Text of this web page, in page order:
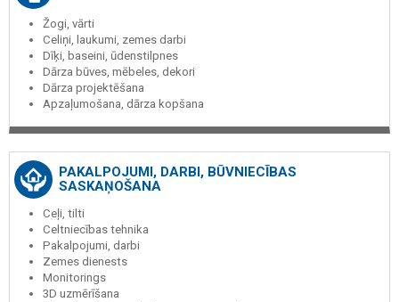
Žogi, vārti
Celiņi, laukumi, zemes darbi
Dīķi, baseini, ūdenstilpnes
Dārza būves, mēbeles, dekori
Dārza projektēšana
Apzaļumošana, dārza kopšana
PAKALPOJUMI, DARBI, BŪVNIECĪBAS
SASKAŅOŠANA
Ceļi, tilti
Celtniecības tehnika
Pakalpojumi, darbi
Zemes dienests
Monitorings
3D uzmērīšana